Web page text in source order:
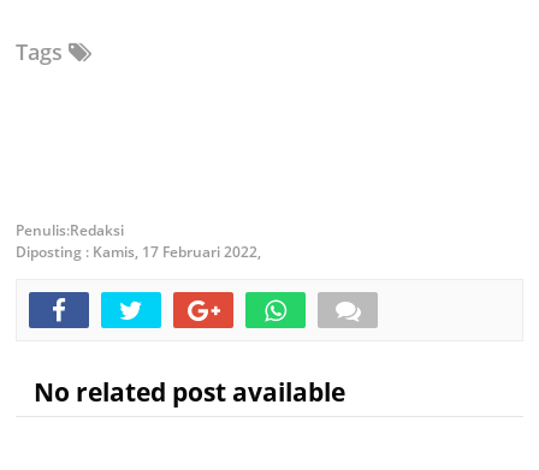
Tags
Redaksi
Diposting : Kamis, 17 Februari 2022,
No related post available